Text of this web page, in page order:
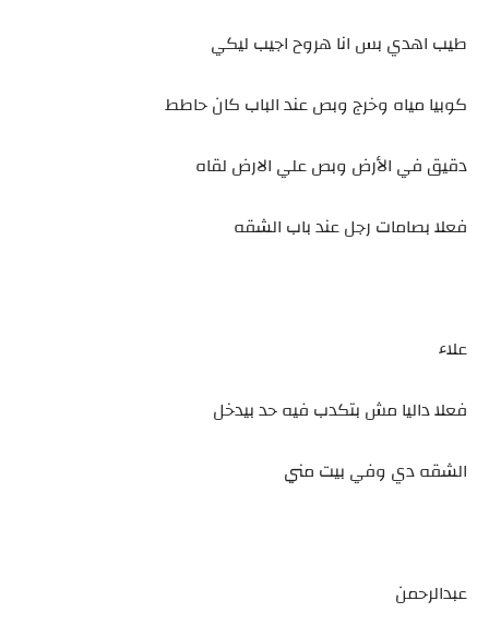
طيب اهدي بس انا هروح اجيب ليكي
كوبيا مياه وخرج وبص عند الباب كان حاطط
دقيق في الأرض وبص علي الارض لقاه
فعلا بصامات رجل عند باب الشقه
علاء
فعلا داليا مش بتكدب فيه حد بيدخل
الشقه دي وفي بيت مني
عبدالرحمن